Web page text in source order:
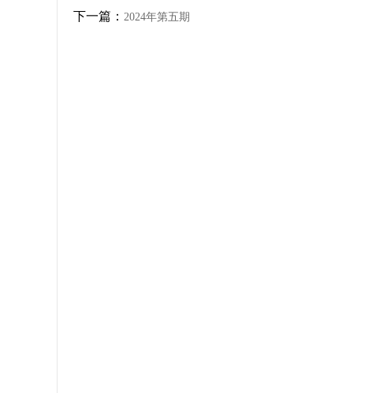
下一篇： 2024年第五期